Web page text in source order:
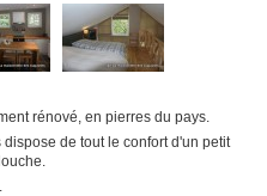
rénové, en pierres du pays.
de tout le confort d'un petit